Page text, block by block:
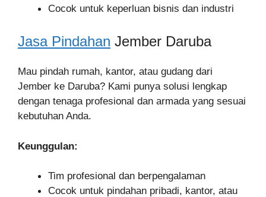
Cocok untuk keperluan bisnis dan industri
Jasa Pindahan Jember Daruba
Mau pindah rumah, kantor, atau gudang dari
Jember ke Daruba? Kami punya solusi lengkap
dengan tenaga profesional dan armada yang sesuai
kebutuhan Anda.
Keunggulan:
Tim profesional dan berpengalaman
Cocok untuk pindahan pribadi, kantor, atau